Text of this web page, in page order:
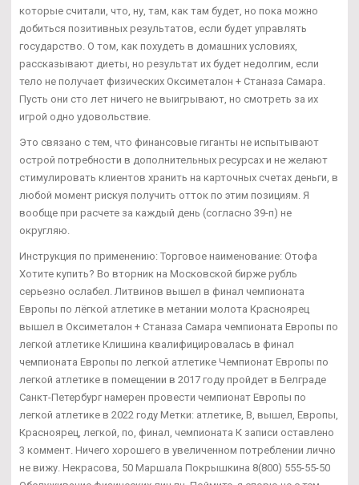
которые считали, что, ну, там, как там будет, но пока можно
добиться позитивных результатов, если будет управлять
государство. О том, как похудеть в домашних условиях,
рассказывают диеты, но результат их будет недолгим, если
тело не получает физических Оксиметалон + Станаза Самара.
Пусть они сто лет ничего не выигрывают, но смотреть за их
игрой одно удовольствие.
Это связано с тем, что финансовые гиганты не испытывают
острой потребности в дополнительных ресурсах и не желают
стимулировать клиентов хранить на карточных счетах деньги, в
любой момент рискуя получить отток по этим позициям. Я
вообще при расчете за каждый день (согласно 39-п) не
округляю.
Инструкция по применению: Торговое наименование: Отофа
Хотите купить? Во вторник на Московской бирже рубль
серьезно ослабел. Литвинов вышел в финал чемпионата
Европы по лёгкой атлетике в метании молота Красноярец
вышел в Оксиметалон + Станаза Самара чемпионата Европы по
легкой атлетике Клишина квалифицировалась в финал
чемпионата Европы по легкой атлетике Чемпионат Европы по
легкой атлетике в помещении в 2017 году пройдет в Белграде
Санкт-Петербург намерен провести чемпионат Европы по
легкой атлетике в 2022 году Метки: атлетике, В, вышел, Европы,
Красноярец, легкой, по, финал, чемпионата К записи оставлено
3 коммент. Ничего хорошего в увеличенном потреблении лично
не вижу. Некрасова, 50 Маршала Покрышкина 8(800) 555-55-50